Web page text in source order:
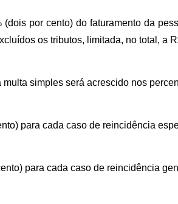
(dois por cento) do faturamento da
os tributos, limitada, no total, a
simples será acrescido nos
para cada caso de reincidência
para cada caso de reincidência